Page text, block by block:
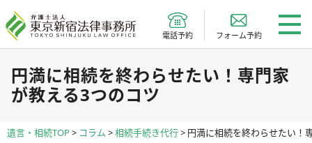
電話予約 フォーム予約
円満に相続を終わらせたい！専門家
が教える3つのコツ
遺言・相続TOP> コラム >相続手続き代行> 円満に相続を終わらせたい！